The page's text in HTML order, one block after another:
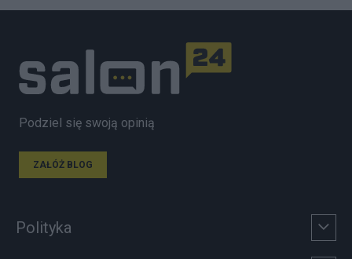
Podziel się swoją opinią
ZAŁÓŻ BLOG
Polityka